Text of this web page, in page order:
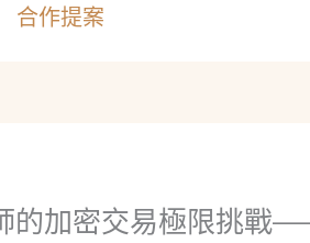
合作提案
的加密交易極限挑戰